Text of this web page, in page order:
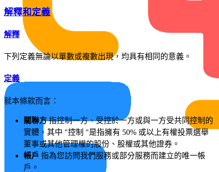
解釋和定義
解釋
下列定義無論以單數或複數出現，均具有相同的意義。
定義
就本條款而言：
關聯方指控制一方、受控於一方或與一方受共同控制的
實體，其中 "控制 "是指擁有 50% 或以上有權投票選舉
董事或其他管理權的股份、股權或其他證券。
帳戶 指為您訪問我們服務或部分服務而建立的唯一帳
戶。